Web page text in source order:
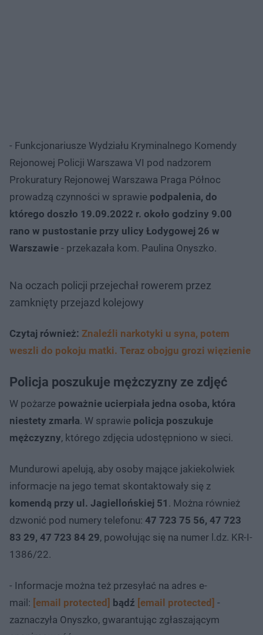
- Funkcjonariusze Wydziału Kryminalnego Komendy
Rejonowej Policji Warszawa VI pod nadzorem
Prokuratury Rejonowej Warszawa Praga Północ
prowadzą czynności w sprawie podpalenia, do
którego doszło 19.09.2022 r. około godziny 9.00
rano w pustostanie przy ulicy Łodygowej 26 w
Warszawie - przekazała kom. Paulina Onyszko.
Na oczach policji przejechał rowerem przez
zamknięty przejazd kolejowy
Czytaj również: Znaleźli narkotyki u syna, potem
weszli do pokoju matki. Teraz obojgu grozi więzienie
Policja poszukuje mężczyzny ze zdjęć
W pożarze poważnie ucierpiała jedna osoba, która
niestety zmarła. W sprawie policja poszukuje
mężczyzny, którego zdjęcia udostępniono w sieci.
Mundurowi apelują, aby osoby mające jakiekolwiek
informacje na jego temat skontaktowały się z
komendą przy ul. Jagiellońskiej 51 . Można również
dzwonić pod numery telefonu: 47 723 75 56, 47 723
83 29, 47 723 84 29, powołując się na numer l.dz. KR-I-
1386/22.
- Informacje można też przesyłać na adres e-
mail: [email protected] bądź [email protected] -
zaznaczyła Onyszko, gwarantując zgłaszającym